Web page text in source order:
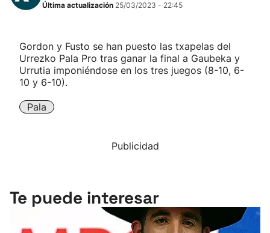
Última actualización 25/03/2023 - 22:45
Gordon y Fusto se han puesto las txapelas del
Urrezko Pala Pro tras ganar la final a Gaubeka y
Urrutia imponiéndose en los tres juegos (8-10, 6-
10 y 6-10).
Pala
Publicidad
Te puede interesar